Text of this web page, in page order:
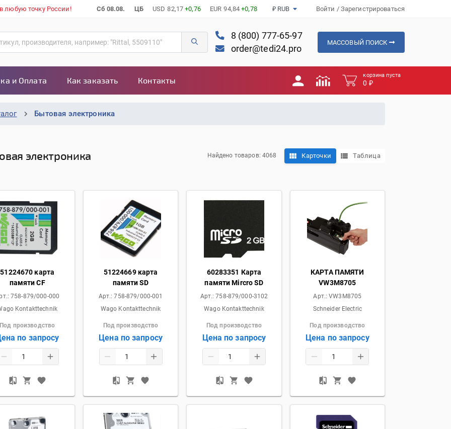
любую точку России! Сб 08.08. ЦБ USD 82,17 +0,76 EUR 94,84 +0,78 ₽ RUB Войти / Зарегистрироваться
8 (800) 777-65-97
order@tedi24.pro
МАССОВЫЙ ПОИСК
и Оплата Как заказать Контакты
корзина пуста
0 ₽
Бытовая электроника
электроника Найдено товаров: 4068 Карточки Таблица
51224670 карта
памяти CF
758-879/000-000
Kontakttechnik
Под производство
по запросу
51224669 карта
памяти SD
Арт.:758-879/000-001
Wago Kontakttechnik
Под производство
Цена по запросу
60283351 Карта
памяти Mircro SD
Арт.:758-879/000-3102
Wago Kontakttechnik
Под производство
Цена по запросу
КАРТА ПАМЯТИ
VW3M8705
Арт.:VW3M8705
Schneider Electric
Под производство
Цена по запросу